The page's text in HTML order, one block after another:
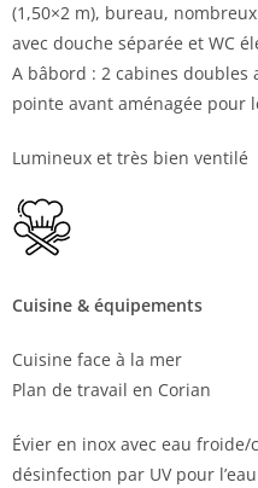
(1,50×2 m), bureau,
avec douche séparée et WC
A bâbord : 2 cabines doubles
pointe avant aménagée pour
Lumineux et très bien ventilé
Cuisine & équipements
Cuisine face à la mer
Plan de travail en Corian
Évier en inox avec eau
désinfection par UV pour